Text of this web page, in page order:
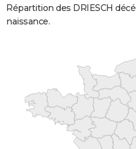
Répartition des DRIESCH
naissance.